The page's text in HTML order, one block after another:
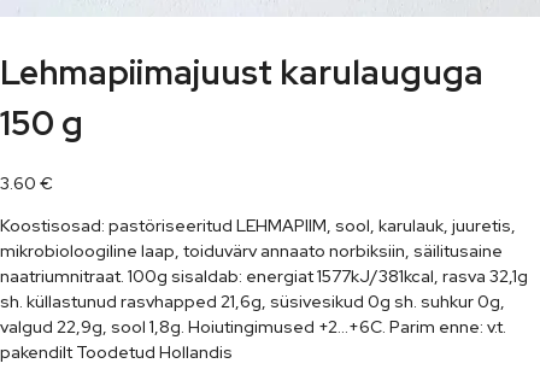
Lehmapiimajuust karulauguga
150 g
3.60 €
Koostisosad: pastöriseeritud LEHMAPIIM, sool, karulauk, juuretis,
mikrobioloogiline laap, toiduvärv annaato norbiksiin, säilitusaine
naatriumnitraat. 100g sisaldab: energiat 1577kJ/381kcal, rasva 32,1g
sh. küllastunud rasvhapped 21,6g, süsivesikud 0g sh. suhkur 0g,
valgud 22,9g, sool 1,8g. Hoiutingimused +2…+6C. Parim enne: v.t.
pakendilt Toodetud Hollandis